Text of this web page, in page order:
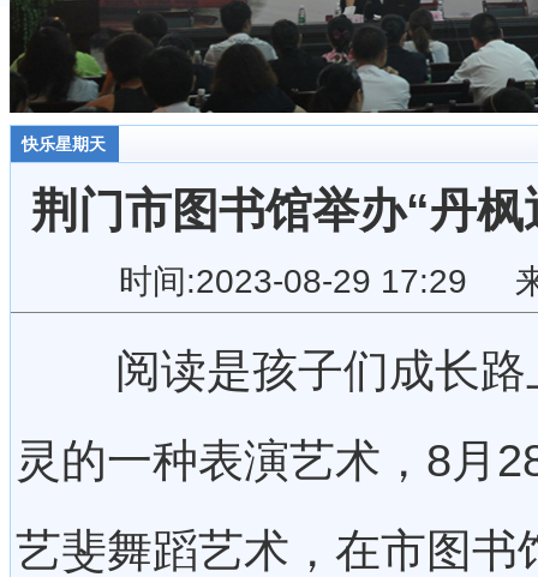
快乐星期天
荆门市图书馆举办“丹
时间:2023-08-29 17:29
阅读是孩子们成长
灵的一种表演艺术，8月
艺斐舞蹈艺术，在市图书